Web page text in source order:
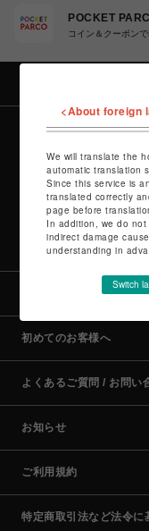
POCKET
コイン＆クーポン
全カテゴリーから探す
culture TOP
POP-UP SHOP TOP
PARCO GAMES TOP
全国のPARCO店舗
初めてのお客様へ
よくあるご質問 / お問い
お知らせ
ご利用規約
特定商取引法など法令に
<About foreign
We will translate the
automatic translation
Since this service is
translated correctly
page before
In addition, we do
indirect damage
understanding in
Switch